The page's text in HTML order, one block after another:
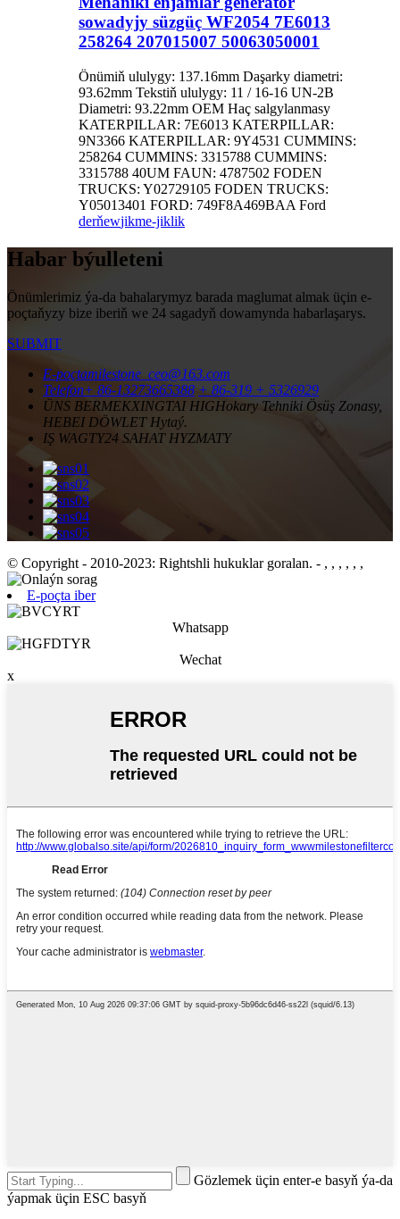
sowadyjy süzgüç WF2054 7E6013
258264 207015007 50063050001
Önümiň ululygy: 137.16mm Daşarky diametri:
93.62mm Tekstiň ululygy: 11 / 16-16 UN-2B
Diametri: 93.22mm OEM Haç salgylanmasy
KATERPILLAR: 7E6013 KATERPILLAR:
9N3366 KATERPILLAR: 9Y4531 CUMMINS:
258264 CUMMINS: 3315788 CUMMINS:
3315788 40UM FAUN: 4787502 FODEN
TRUCKS: Y02729105 FODEN TRUCKS:
Y05013401 FORD: 749F8A469BAA Ford
derňewjikme-jiklik
Habar býulleteni
Önümlerimiz ýa-da bahalarymyz barada maglumat almak üçin e-
poçtaňyzy bize iberiň we 24 sagadyň dowamynda habarlaşarys.
SUBMIT
E-poçtamilestone_ceo@163.com
Telefon+ 86-13273665388 + 86-319 + 5326929
ÜNS BERMEKXINGTAI HIGHokary Tehniki Ösüş Zonasy,
HEBEI DÖWLET Hytaý.
IŞ WAGTY24 SAHAT HYZMATY
© Copyright - 2010-2023: Rightshli hukuklar goralan. - , , , , , ,
E-poçta iber
Whatsapp
Wechat
x
Gözlemek üçin enter-e basyň ýa-da
ýapmak üçin ESC basyň